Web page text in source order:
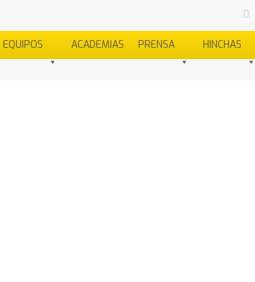
EQUIPOS ACADEMIAS PRENSA HINCHAS